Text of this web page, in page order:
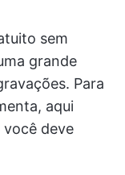
sem
grande
Para
aqui
você deve